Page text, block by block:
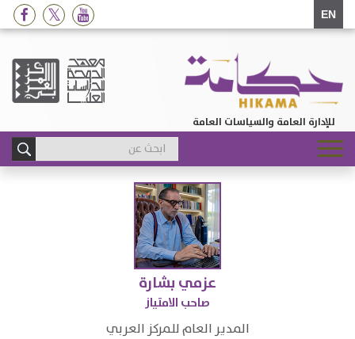
EN
للإدارة العامة والسياسات العامة
Toggle
navigation
عزمي بشارة
​صاحب الامتياز
​​المدير العام ​للمركز العربي